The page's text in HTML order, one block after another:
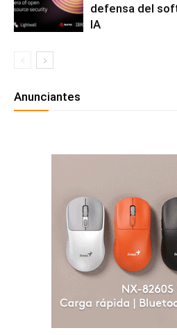
defensa del
IA
Anunciantes